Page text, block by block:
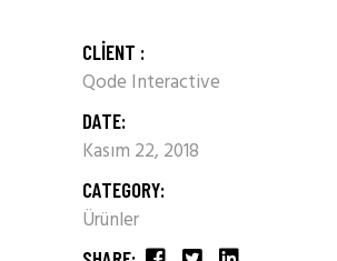
CLIENT :
Qode Interactive
DATE:
Kasım 22, 2018
CATEGORY:
Ürünler